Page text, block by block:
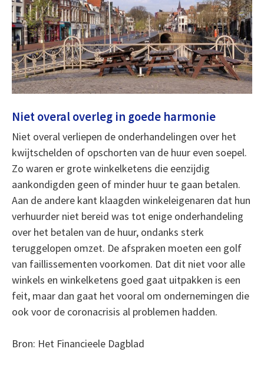
Niet overal overleg in goede harmonie
Niet overal verliepen de onderhandelingen over het
kwijtschelden of opschorten van de huur even soepel.
Zo waren er grote winkelketens die eenzijdig
aankondigden geen of minder huur te gaan betalen.
Aan de andere kant klaagden winkeleigenaren dat hun
verhuurder niet bereid was tot enige onderhandeling
over het betalen van de huur, ondanks sterk
teruggelopen omzet. De afspraken moeten een golf
van faillissementen voorkomen. Dat dit niet voor alle
winkels en winkelketens goed gaat uitpakken is een
feit, maar dan gaat het vooral om ondernemingen die
ook voor de coronacrisis al problemen hadden.
Bron: Het Financieele Dagblad